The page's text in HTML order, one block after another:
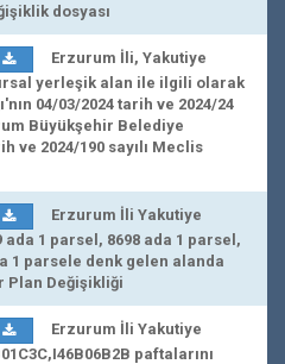
dosyası
Erzurum İli, Yakutiye
yerleşik alan ile ilgili olarak
04/03/2024 tarih ve 2024/24
Büyükşehir Belediye
ve 2024/190 sayılı Meclis
Erzurum İli Yakutiye
1 parsel, 8698 ada 1 parsel,
1 parsele denk gelen alanda
Plan Değişikliği
Erzurum İli Yakutiye
paftalarını